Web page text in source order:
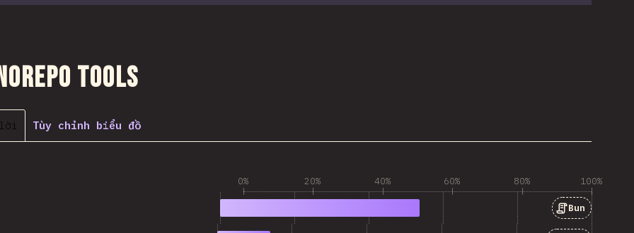
phầnTools
Tùy chỉnh biểu đồ
0% 20% 40% 60% 80% 100%
Bun